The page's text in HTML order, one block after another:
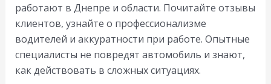
работают в Днепре и области. Почитайте отзывы
клиентов, узнайте о профессионализме
водителей и аккуратности при работе. Опытные
специалисты не повредят автомобиль и знают,
как действовать в сложных ситуациях.